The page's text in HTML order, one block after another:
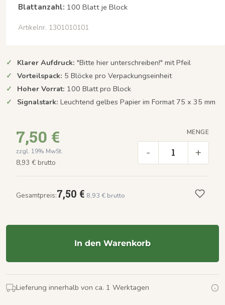
Blattanzahl: 100 Blatt je Block
Artikelnr. 1301010101
Klarer Aufdruck: "Bitte hier unterschreiben!" mit Pfeil
Vorteilspack: 5 Blöcke pro Verpackungseinheit
Hoher Vorrat: 100 Blatt pro Block
Signalstark: Leuchtend gelbes Papier im Format 75 x 35 mm
7,50 €
zzgl. 19% MwSt.
8,93 € brutto
MENGE
- +
Gesamtpreis:7,50 € 8,93 € brutto
In den Warenkorb
Lieferung innerhalb von ca. 1 Werktagen